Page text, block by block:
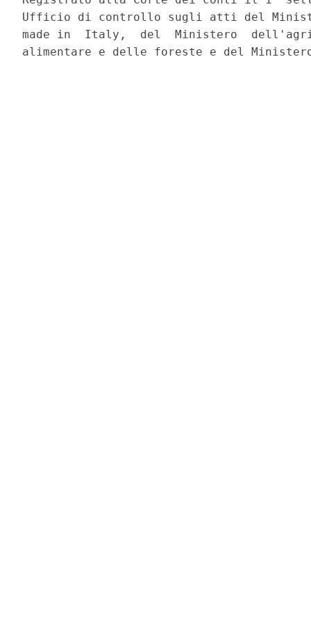
Ufficio di controllo sugli atti del
made in  Italy,  del  Ministero